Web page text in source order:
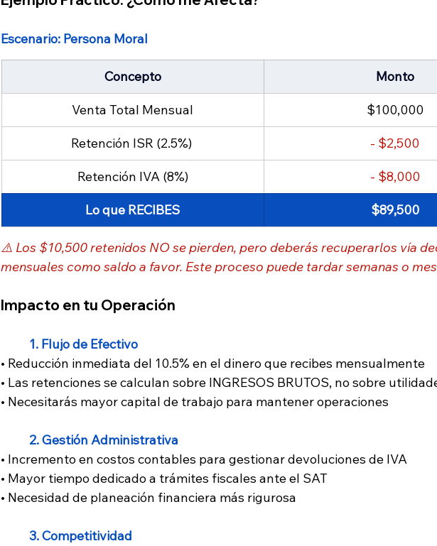
Escenario: Persona Moral
Concepto Monto
Venta Total Mensual $100,000
Retención ISR (2.5%) - $2,500
Retención IVA (8%) - $8,000
Lo que RECIBES $89,500
⚠️ Los $10,500 retenidos NO se pierden, pero deberás recuperarlos vía
mensuales como saldo a favor. Este proceso puede tardar semanas o
Impacto en tu Operación
1. Flujo de Efectivo
• Reducción inmediata del 10.5% en el dinero que recibes mensualmente
• Las retenciones se calculan sobre INGRESOS BRUTOS, no sobre
• Necesitarás mayor capital de trabajo para mantener operaciones
2. Gestión Administrativa
• Incremento en costos contables para gestionar devoluciones de IVA
• Mayor tiempo dedicado a trámites fiscales ante el SAT
• Necesidad de planeación financiera más rigurosa
3. Competitividad